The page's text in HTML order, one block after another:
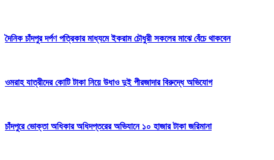
দৈনিক চাঁদপুর দর্পণ পত্রিকার মাধ্যমে ইকরাম চৌধুরী সকলের মাঝে বেঁচে থাকবেন
ওমরাহ যাত্রীদের কোটি টাকা নিয়ে উধাও দুই পীরজাদার বিরুদ্ধে অভিযোগ
চাঁদপুরে ভোক্তা অধিকার অধিদপ্তরের অভিযানে ১০ হাজার টাকা জরিমানা